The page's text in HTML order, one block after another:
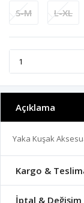
S-M L-XL
Açıklama
Yaka Kuşak
Kargo &
İptal & Değişim